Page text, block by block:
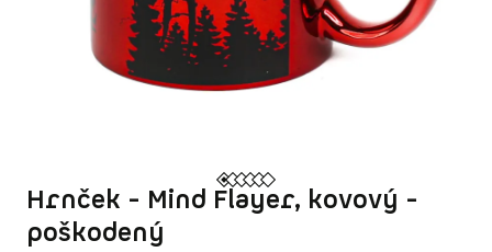
Hrnček - Mind Flayer, kovový -
poškodený